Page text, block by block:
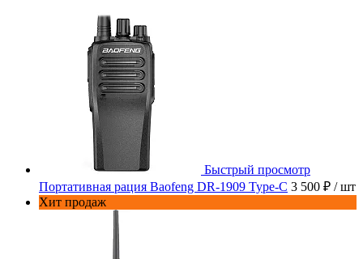
Быстрый просмотр
Портативная рация Baofeng DR-1909 Type-C 3 500 ₽ / шт
Хит продаж